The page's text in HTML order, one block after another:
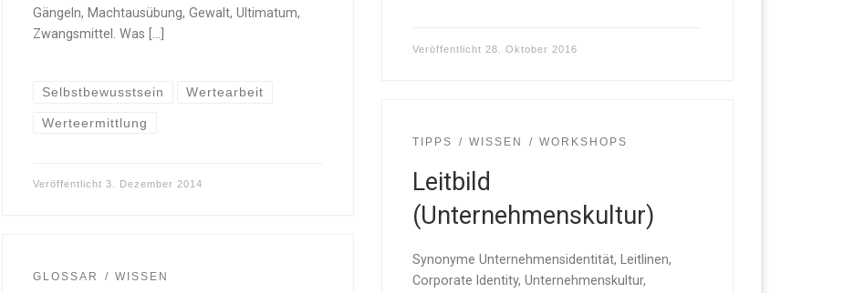
Veröffentlicht 28. Oktober 2016
Gängeln, Machtausübung, Gewalt, Ultimatum,
Zwangsmittel. Was […]
Selbstbewusstsein Wertearbeit
Werteermittlung
Veröffentlicht 3. Dezember 2014
TIPPS WISSEN WORKSHOPS
Leitbild
(Unternehmenskultur)
Synonyme Unternehmensidentität, Leitlinen,
Corporate Identity, Unternehmenskultur,
GLOSSAR WISSEN